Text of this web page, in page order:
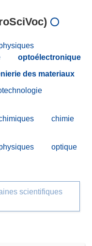
optoélectronique
des materiaux
chimie
optique
scientifiques